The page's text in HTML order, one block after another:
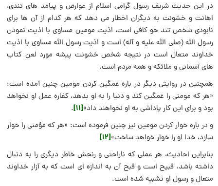
در این حدیث شریف رسول گرامی اسلام از عوارض و پیامد های تندی،
اهانت و خشونت به دیگران اخطار می دهد که هر کدام از آن ها برای
نابودی شخص تند خو کافی است، اذیت مومین مساوی با اذیت نمودن
رسول الله (صلی الله علیه و آله) است و اذیت رسول الله مساوی با اذیت
خداوند متعال است در نتیجه شخص خشونت پیشه مورد لعن کتاب
های آسمانی و ملائکه و همه مردم است.
همچنین در روایتی دیگر در باره غمگین کردن مومین چنین آمده است:
«هر که مومنی را غمگین کند و دنیا را به او بدهد، کفاره عمل او نخواهد
بود و برای این کار پاداشی به او نخواهند داد»[11]
.
و در باره خوار کردن مومین نیز چنین فرموده است: «هر که مؤمنی را خوار
سازد، خدا او را خوار خواهد ساخت»[12]
بنابراین احادیث، هر عملی که ناراحتی و رنجش خاطر دیگری را به دنبال
داشته باشد، قبیح است و قبح آن به اندازه ای است که به آزار خداوند
متعال و رسول او تشبیه شده است.